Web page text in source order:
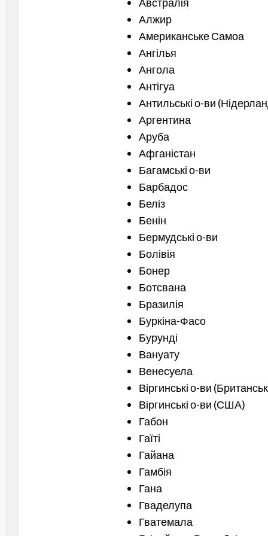
Алжир
Американське Самоа
Ангілья
Ангола
Антігуа
Антильські о-ви
Аргентина
Аруба
Афганістан
Багамські о-ви
Барбадос
Беліз
Бенін
Бермудські о-ви
Болівія
Бонер
Ботсвана
Бразилія
Буркіна-Фасо
Бурунді
Вануату
Венесуела
Віргинські о-ви
Віргинські о-ви (США)
Габон
Гаїті
Гайана
Гамбія
Гана
Гваделупа
Гватемала